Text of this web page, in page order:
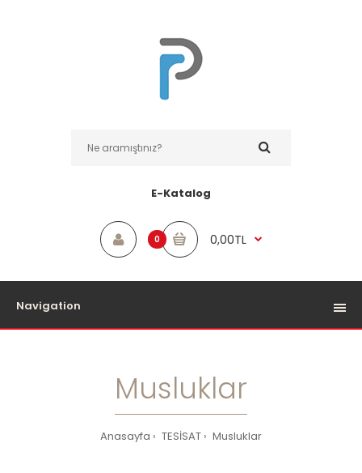
E-Katalog
0 0,00TL
Navigation
Musluklar
Anasayfa TESİSAT Musluklar